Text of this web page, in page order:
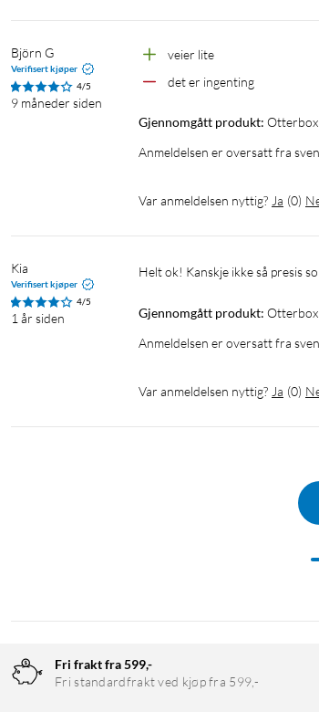
Björn G
Verifisert kjøper
4/5
9 måneder siden
veier lite
det er ingenting
Gjennomgått produkt: Otterbox
Anmeldelsen er oversatt fra
Var anmeldelsen nyttig? Ja (0)
Kia
Verifisert kjøper
4/5
1 år siden
Helt ok! Kanskje ikke så presis
Gjennomgått produkt: Otterbox
Anmeldelsen er oversatt fra
Var anmeldelsen nyttig? Ja (0)
Fri frakt fra 599,-
Fri standardfrakt ved kjøp fra 599,-